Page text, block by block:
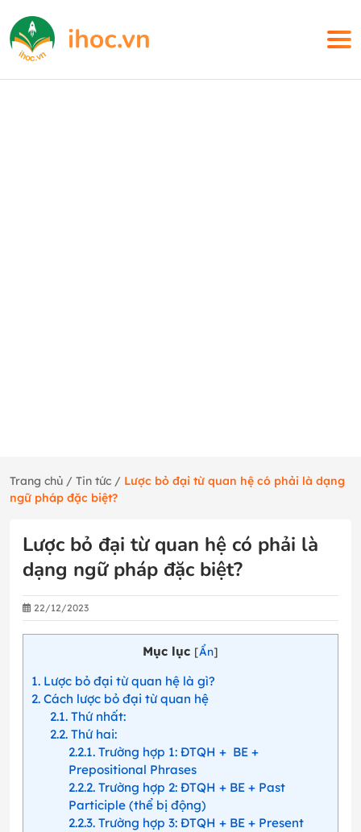
Trang chủ / Tin tức / Lược bỏ đại từ quan hệ có phải là dạng
ngữ pháp đặc biệt?
Lược bỏ đại từ quan hệ có phải là
dạng ngữ pháp đặc biệt?
22/12/2023
Mục lục [Ẩn]
1 Lược bỏ đại từ quan hệ là gì?
2 Cách lược bỏ đại từ quan hệ
2.1Thứ nhất:
2.2Thứ hai:
2.2.1Trường hợp 1: ĐTQH + BE +
Prepositional Phrases
2.2.2Trường hợp 2: ĐTQH + BE + Past
Participle (thể bị động)
2.2.3Trường hợp 3: ĐTQH + BE + Present